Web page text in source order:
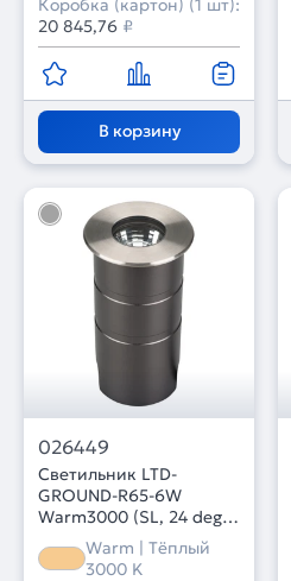
Коробка (картон) (1 шт):
20 845,76 ₽
В корзину
026449
Светильник LTD-
GROUND-R65-6W
Warm3000 (SL, 24 deg,
230V) (Arlight, IP67
Металл, 3 года)
Warm | Тёплый
3000 K